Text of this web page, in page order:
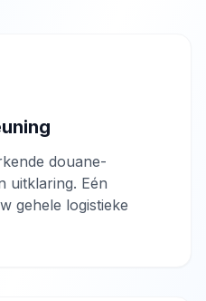
douane-
uitklaring. Eén
gehele logistieke